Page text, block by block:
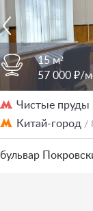
15 м²
57 000 ₽/
Чистые пруды
Китай-город /
бульвар